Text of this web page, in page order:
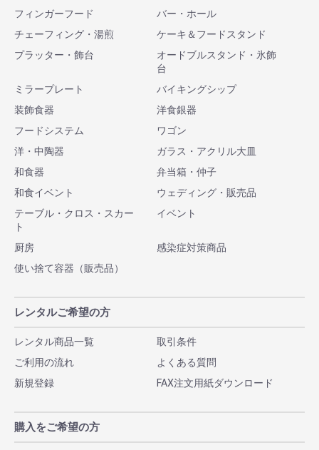
フィンガーフード
バー・ホール
チェーフィング・湯煎
ケーキ＆フードスタンド
プラッター・飾台
オードブルスタンド・氷飾
台
ミラープレート
バイキングシップ
装飾食器
洋食銀器
フードシステム
ワゴン
洋・中陶器
ガラス・アクリル大皿
和食器
弁当箱・仲子
和食イベント
ウェディング・販売品
テーブル・クロス・スカー
ト
イベント
厨房
感染症対策商品
使い捨て容器（販売品）
レンタルご希望の方
レンタル商品一覧
取引条件
ご利用の流れ
よくある質問
新規登録
FAX注文用紙ダウンロード
購入をご希望の方